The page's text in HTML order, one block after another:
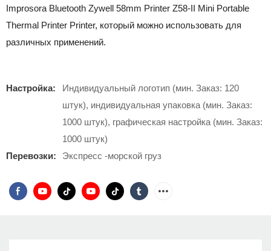
Improsora Bluetooth Zywell 58mm Printer Z58-II Mini Portable
Thermal Printer Printer, который можно использовать для
различных применений.
Настройка:
Индивидуальный логотип (мин. Заказ: 120
штук), индивидуальная упаковка (мин. Заказ:
1000 штук), графическая настройка (мин. Заказ:
1000 штук)
Перевозки:
Экспресс -морской груз